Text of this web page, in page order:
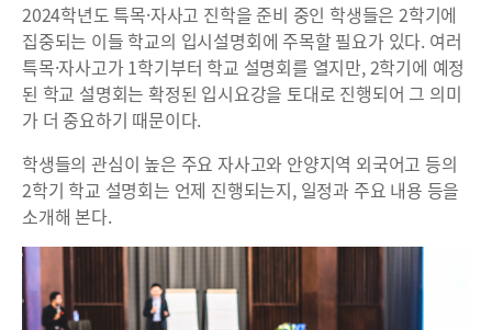
2024학년도 특목·자사고 진학을 준비 중인 학생들은 2학기에
집중되는 이들 학교의 입시설명회에 주목할 필요가 있다. 여러
특목·자사고가 1학기부터 학교 설명회를 열지만, 2학기에 예정
된 학교 설명회는 확정된 입시요강을 토대로 진행되어 그 의미
가 더 중요하기 때문이다.
학생들의 관심이 높은 주요 자사고와 안양지역 외국어고 등의
2학기 학교 설명회는 언제 진행되는지, 일정과 주요 내용 등을
소개해 본다.